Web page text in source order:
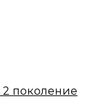
2 поколение